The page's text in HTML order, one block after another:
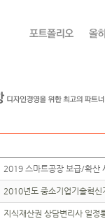
2019 스마트공장 보급/확
2010년도 중소기업기술혁
지식재산권 상담변리사 일